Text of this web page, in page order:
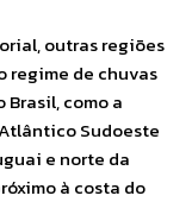
outras regiões
regime de chuvas
como a
Sudoeste
e norte da
à costa do